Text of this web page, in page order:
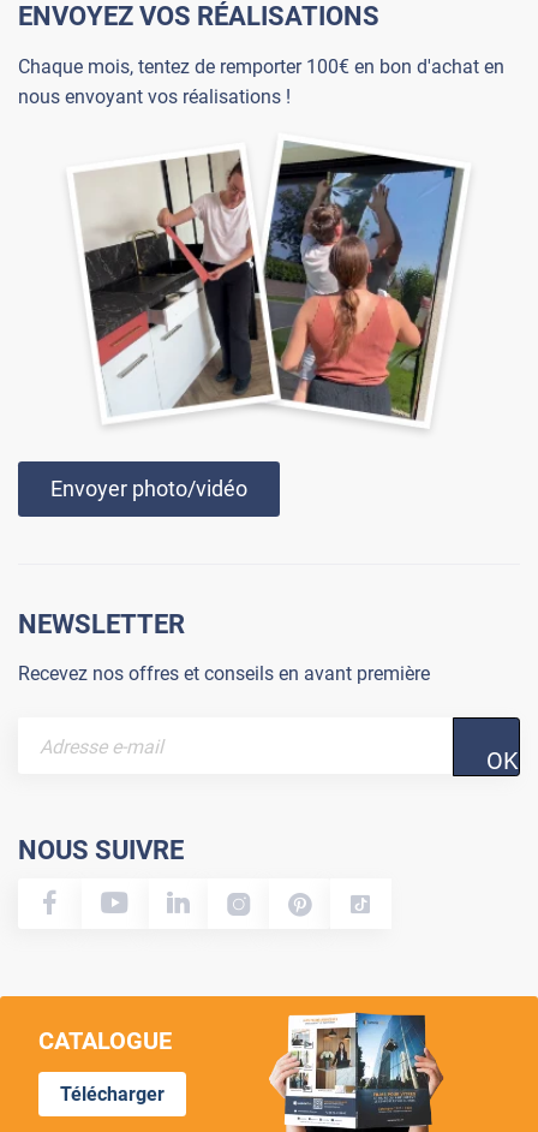
ENVOYEZ VOS RÉALISATIONS
Chaque mois, tentez de remporter 100€ en bon d'achat en
nous envoyant vos réalisations !
Envoyer photo/vidéo
NEWSLETTER
Recevez nos offres et conseils en avant première
OK
NOUS SUIVRE
CATALOGUE
Télécharger